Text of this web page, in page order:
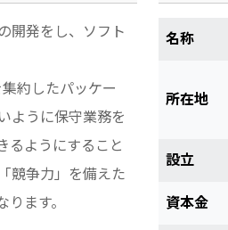
開発をし、ソフト
約したパッケー
ように保守業務を
るようにすること
競争力」を備えた
ます。
名称
所在地
設立
資本金